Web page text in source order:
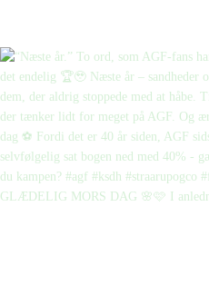
GLÆDELIG MORS DAG 🌸🩷 I